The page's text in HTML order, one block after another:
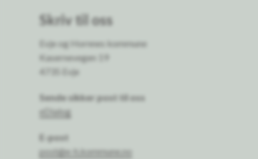
Skriv til oss
Evje og Hornnes kommune
Kasernevegen 19
4735 Evje
Sende sikker post til oss
eDialog
E-post
post@e-h.kommune.no